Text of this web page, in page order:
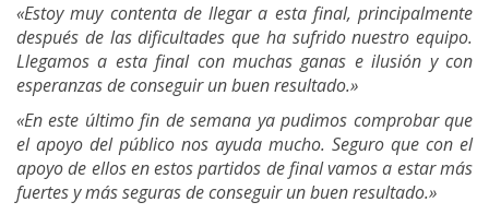
«Estoy muy contenta de llegar a esta final, principalmente
después de las dificultades que ha sufrido nuestro equipo.
Llegamos a esta final con muchas ganas e ilusión y con
esperanzas de conseguir un buen resultado.»
«En este último fin de semana ya pudimos comprobar que
el apoyo del público nos ayuda mucho. Seguro que con el
apoyo de ellos en estos partidos de final vamos a estar más
fuertes y más seguras de conseguir un buen resultado.»